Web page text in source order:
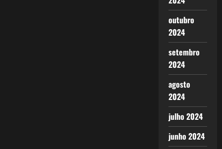
outubro
2024
setembro
2024
agosto
2024
julho 2024
junho 2024